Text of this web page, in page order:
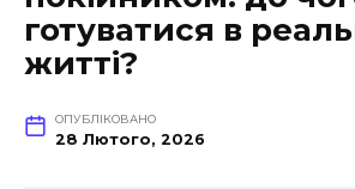
готуватися в
житті?
ОПУБЛІКОВАНО
28 Лютого, 2026